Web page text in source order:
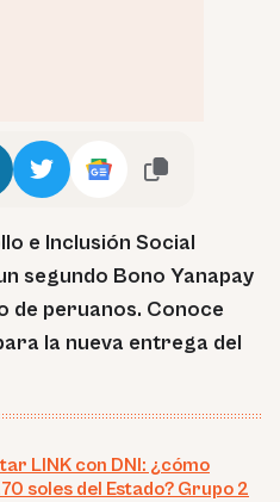
e Inclusión Social
segundo Bono Yanapay
de peruanos. Conoce
la nueva entrega del
LINK con DNI: ¿cómo
soles del Estado? Grupo 2